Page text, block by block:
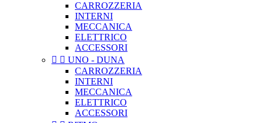
CARROZZERIA
INTERNI
MECCANICA
ELETTRICO
ACCESSORI
  UNO - DUNA
CARROZZERIA
INTERNI
MECCANICA
ELETTRICO
ACCESSORI